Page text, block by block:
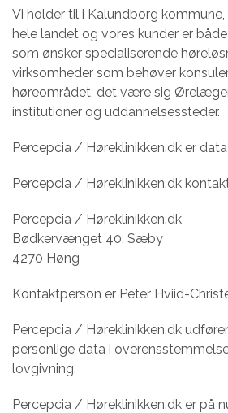
Vi holder til i Kalundborg kommune,
hele landet og vores kunder er
som ønsker specialiserende
virksomheder som behøver
høreområdet, det være sig
institutioner og uddannelsessteder.
Percepcia / Høreklinikken.dk er
Percepcia / Høreklinikken.dk
Percepcia / Høreklinikken.dk
Bødkervænget 40, Sæby
4270 Høng
Kontaktperson er Peter Hviid-
Percepcia / Høreklinikken.dk
personlige data i
lovgivning.
Percepcia / Høreklinikken.dk er på